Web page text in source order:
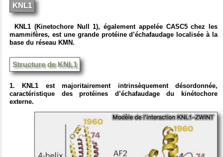
KNL1
KNL1 (Kinetochore Null 1), également appelée CASC5 chez les
mammifères, est une grande protéine d’échafaudage localisée à la
base du réseau KMN.
Structure de KNL1
1. KNL1 est majoritairement intrinsèquement désordonnée,
caractéristique des protéines d’échafaudage du kinétochore
externe.